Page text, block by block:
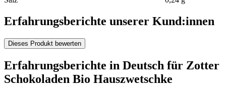
Erfahrungsberichte unserer Kund:innen
Dieses Produkt bewerten
Erfahrungsberichte in Deutsch für Zotter
Schokoladen Bio Hauszwetschke